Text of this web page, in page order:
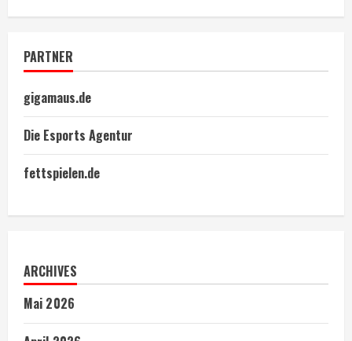
PARTNER
gigamaus.de
Die Esports Agentur
fettspielen.de
ARCHIVES
Mai 2026